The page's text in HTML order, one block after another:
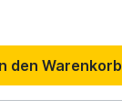
anpassen.
den Warenkorb